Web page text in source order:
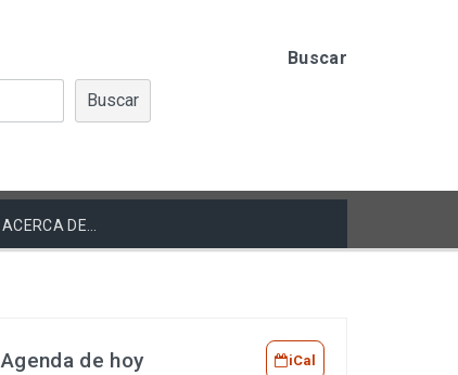
Buscar
Buscar
ACERCA DE…
Agenda de hoy iCal